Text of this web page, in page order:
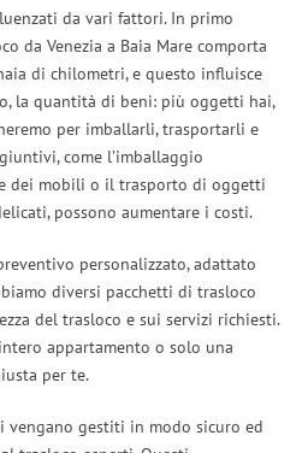
da vari fattori. In primo
da Venezia a Baia Mare comporta
di chilometri, e questo influisce
la quantità di beni: più oggetti hai,
per imballarli, trasportarli e
come l’imballaggio
dei mobili o il trasporto di oggetti
possono aumentare i costi.
personalizzato, adattato
diversi pacchetti di trasloco
del trasloco e sui servizi richiesti.
appartamento o solo una
per te.
vengano gestiti in modo sicuro ed